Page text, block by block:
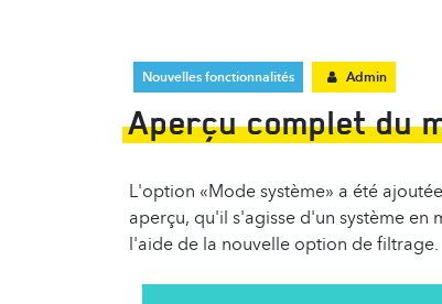
Nouvelles fonctionnalités Admin
Aperçu complet du
L'option «Mode système» a été
aperçu, qu'il s'agisse d'un système
l'aide de la nouvelle option de filtrage.